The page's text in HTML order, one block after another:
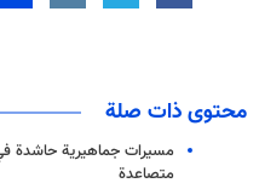
محتوى ذات صلة
مسيرات جماهيرية حاشدة
متصاعدة